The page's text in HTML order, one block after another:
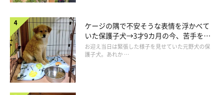
ケージの隅で不安そうな表情を浮かべて
いた保護子犬→3才9カ月の今、苦手を克
服し頼もしいコに成長！
お迎え当日は緊張した様子を見せていた元野犬の保
護子犬。あれか …